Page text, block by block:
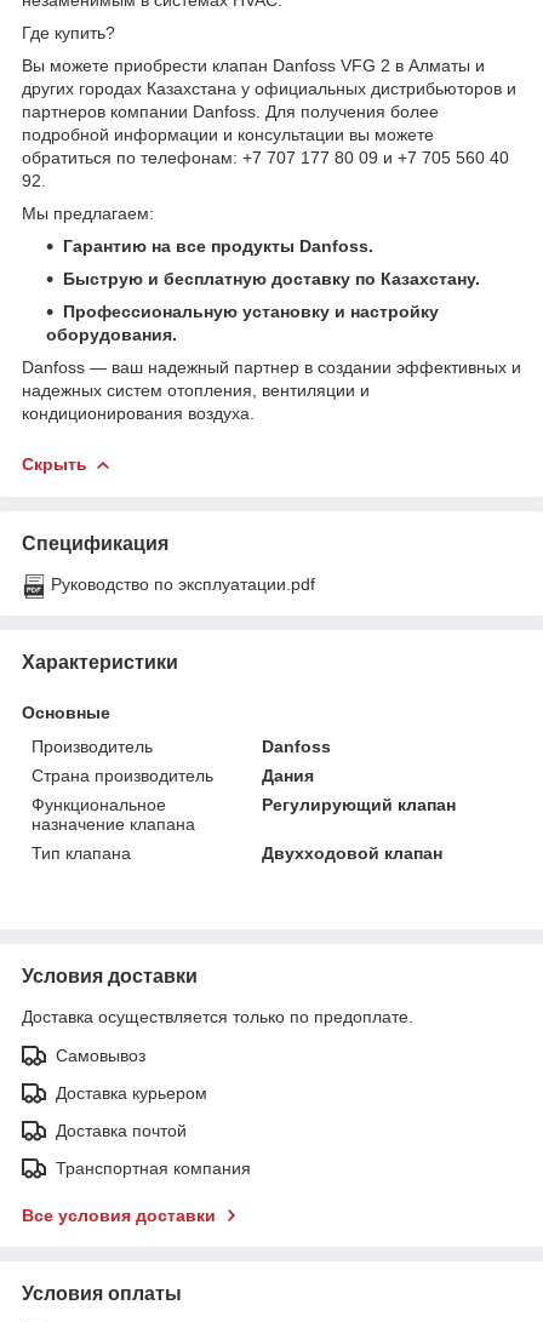
Где купить?
Вы можете приобрести клапан Danfoss VFG 2 в Алматы и
других городах Казахстана у официальных дистрибьюторов и
партнеров компании Danfoss. Для получения более
подробной информации и консультации вы можете
обратиться по телефонам: +7 707 177 80 09 и +7 705 560 40
92.
Мы предлагаем:
Гарантию на все продукты Danfoss.
Быструю и бесплатную доставку по Казахстану.
Профессиональную установку и настройку
оборудования.
Danfoss — ваш надежный партнер в создании эффективных и
надежных систем отопления, вентиляции и
кондиционирования воздуха.
Скрыть
Спецификация
Руководство по эксплуатации.pdf
Характеристики
Основные
Производитель
Danfoss
Страна производитель
Дания
Функциональное
назначение клапана
Регулирующий клапан
Тип клапана Двухходовой клапан
Условия доставки
Доставка осуществляется только по предоплате.
Самовывоз
Доставка курьером
Доставка почтой
Транспортная компания
Все условия доставки
Условия оплаты